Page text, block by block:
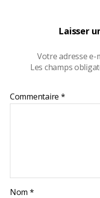
Laisser
Votre adresse e-
Les champs
Commentaire *
Nom *